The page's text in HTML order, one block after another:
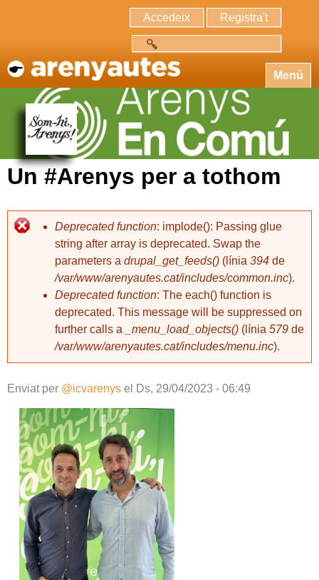
Accedeix Registra't
Menú
Un #Arenys per a tothom
Deprecated function: implode(): Passing glue
string after array is deprecated. Swap the
parameters a drupal_get_feeds() (línia 394 de
/var/www/arenyautes.cat/includes/common.inc).
Deprecated function: The each() function is
deprecated. This message will be suppressed on
further calls a
_menu_load_objects() (línia 579 de
/var/www/arenyautes.cat/includes/menu.inc).
Enviat per @icvarenys el Ds, 29/04/2023 - 06:49